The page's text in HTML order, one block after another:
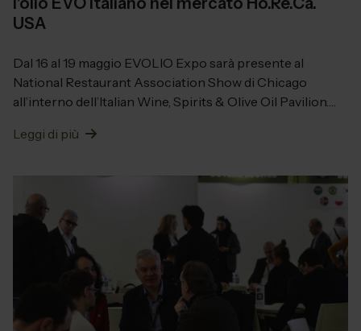
USA
Dal 16 al 19 maggio EVOLIO Expo sarà presente al
National Restaurant Association Show di Chicago
all’interno dell’Italian Wine, Spirits & Olive Oil Pavilion.
Leggi di più